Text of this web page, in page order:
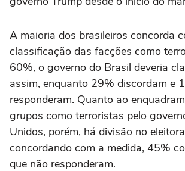
A maioria dos brasileiros concorda
classificação das facções como
60%, o governo do Brasil deveria
assim, enquanto 29% discordam e
responderam. Quanto ao
grupos como terroristas pelo
Unidos, porém, há divisão no
concordando com a medida, 45%
que não responderam.